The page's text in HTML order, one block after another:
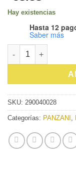
Hay existencias
Hasta 12
Saber más
PASTA PANZANI
SKU: 290040028
Categorías: PANZANI ,